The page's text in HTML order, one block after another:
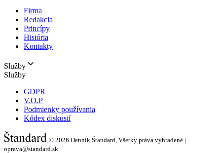
Firma
Redakcia
Princípy
História
Kontakty
Služby
Služby
GDPR
V.O.P
Podmienky používania
Kódex diskusií
© 2026 Denník Štandard, Všetky práva vyhradené |
oprava@standard.sk